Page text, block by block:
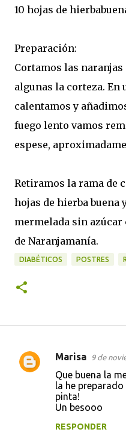
10 hojas de
Preparación:
Cortamos las
algunas la corteza. En
calentamos y
fuego lento vamos
espese,
Retiramos la rama de
hojas de hierba
mermelada sin
de Naranjamanía.
DIABÉTICOS POSTRES
C
Marisa 9 de
Que buena la
la he
pinta!
Un besooo
RESPONDER